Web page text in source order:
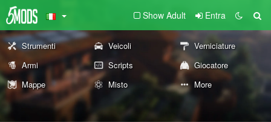
Show Adult Entra
Strumenti Veicoli
Verniciature
Armi
Scripts
Giocatore
Mappe
Misto More